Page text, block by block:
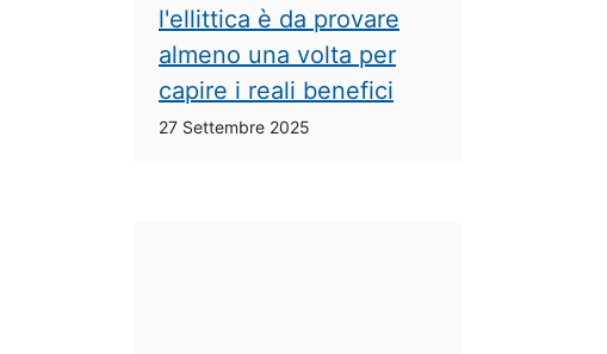
l'ellittica è da provare
almeno una volta per
capire i reali benefici
27 Settembre 2025